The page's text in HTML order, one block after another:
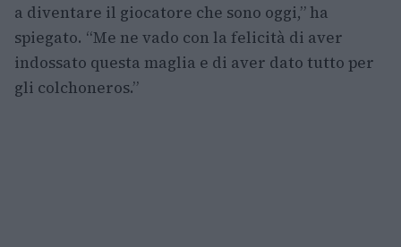
a diventare il giocatore che sono oggi,” ha
spiegato. “Me ne vado con la felicità di aver
indossato questa maglia e di aver dato tutto per
gli colchoneros.”